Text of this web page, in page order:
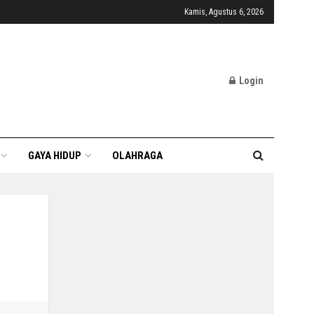
Kamis, Agustus 6, 2026
Login
GAYA HIDUP OLAHRAGA